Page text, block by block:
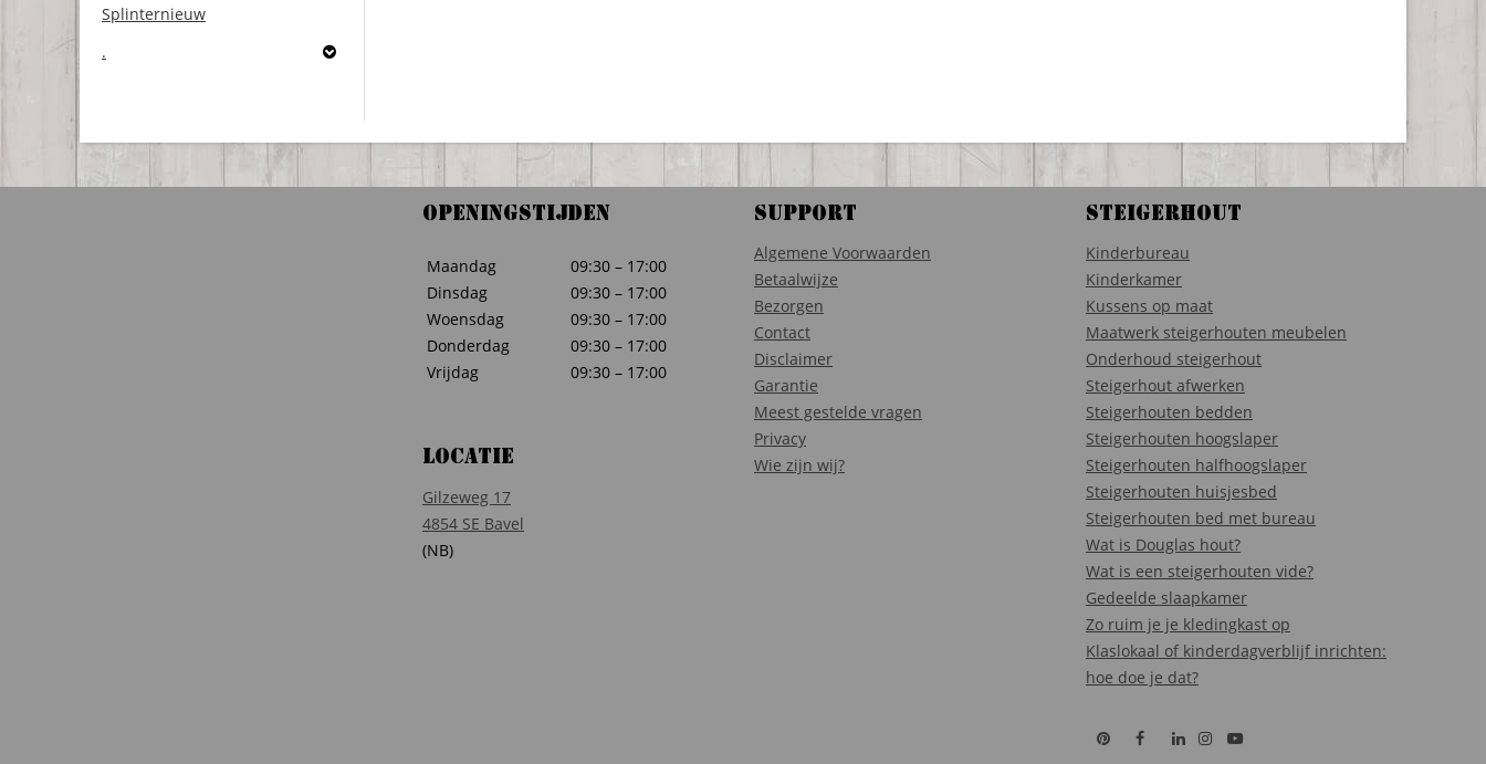
Splinternieuw
.
Openingstijden
Maandag
Dinsdag
Woensdag
Donderdag
Vrijdag
09:30 – 17:00
09:30 – 17:00
09:30 – 17:00
09:30 – 17:00
09:30 – 17:00
Locatie
Gilzeweg 17
4854 SE Bavel
(NB)
Support
Algemene Voorwaarden
Betaalwijze
Bezorgen
Contact
Disclaimer
Garantie
Meest gestelde vragen
Privacy
Wie zijn wij?
Steigerhout
Kinderbureau
Kinderkamer
Kussens op maat
Maatwerk steigerhouten meubelen
Onderhoud steigerhout
Steigerhout afwerken
Steigerhouten bedden
Steigerhouten hoogslaper
Steigerhouten halfhoogslaper
Steigerhouten huisjesbed
Steigerhouten bed met bureau
Wat is Douglas hout?
Wat is een steigerhouten vide?
Gedeelde slaapkamer
Zo ruim je je kledingkast op
Klaslokaal of kinderdagverblijf inrichten:
hoe doe je dat?